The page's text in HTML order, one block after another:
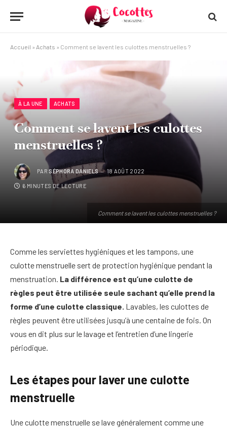
Accueil » Achats » Comment se lavent les culottes menstruelles ?
Comment se lavent les culottes menstruelles ?
À LA UNE ACHATS
Comment se lavent les culottes
menstruelles ?
PAR SÉPHORA DANIELS 18 AOÛT 2022
6 MINUTES DE LECTURE
Comme les serviettes hygiéniques et les tampons, une
culotte menstruelle sert de protection hygiénique pendant la
menstruation. La différence est qu’une culotte de
règles peut être utilisée seule sachant qu’elle prend la
forme d’une culotte classique. Lavables, les culottes de
règles peuvent être utilisées jusqu’à une centaine de fois. On
vous en dit plus sur le lavage et l’entretien d’une lingerie
périodique.
Les étapes pour laver une culotte
menstruelle
Une culotte menstruelle se lave généralement comme une